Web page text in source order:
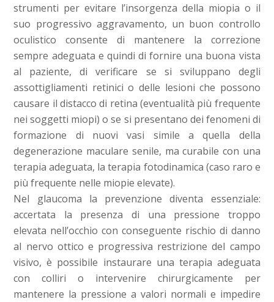
strumenti per evitare l’insorgenza della miopia o il
suo progressivo aggravamento, un buon controllo
oculistico consente di mantenere la correzione
sempre adeguata e quindi di fornire una buona vista
al paziente, di verificare se si sviluppano degli
assottigliamenti retinici o delle lesioni che possono
causare il distacco di retina (eventualità più frequente
nei soggetti miopi) o se si presentano dei fenomeni di
formazione di nuovi vasi simile a quella della
degenerazione maculare senile, ma curabile con una
terapia adeguata, la terapia fotodinamica (caso raro e
più frequente nelle miopie elevate).
Nel glaucoma la prevenzione diventa essenziale:
accertata la presenza di una pressione troppo
elevata nell’occhio con conseguente rischio di danno
al nervo ottico e progressiva restrizione del campo
visivo, è possibile instaurare una terapia adeguata
con colliri o intervenire chirurgicamente per
mantenere la pressione a valori normali e impedire